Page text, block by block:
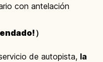
con antelación
）
de autopista, la